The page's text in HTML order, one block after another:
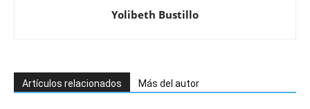
Yolibeth Bustillo
Artículos relacionados Más del autor